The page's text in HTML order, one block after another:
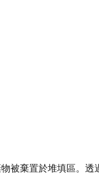
被棄置於堆填區。透